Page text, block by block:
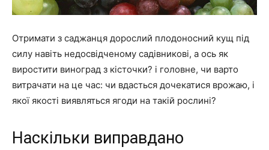
Отримати з саджанця дорослий плодоносний кущ під
силу навіть недосвідченому садівникові, а ось як
виростити виноград з кісточки? і головне, чи варто
витрачати на це час: чи вдасться дочекатися врожаю, і
якої якості виявляться ягоди на такій рослині?
Наскільки виправдано